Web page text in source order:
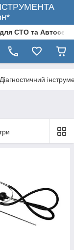
СТО та
Діагностичний